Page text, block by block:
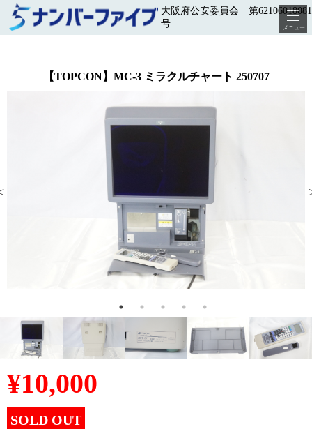
大阪府公安委員会 第
号
メニュー
【TOPCON】MC-3 ミラクルチャート 250707
¥10,000
SOLD OUT